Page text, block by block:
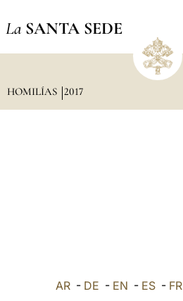
La SANTA SEDE
HOMILÍAS 2017
AR - DE - EN - ES - FR